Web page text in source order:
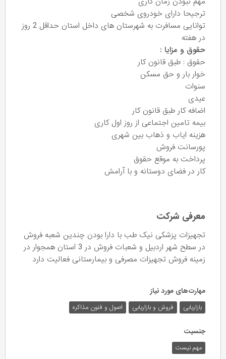
ترجیحا دارای خودروی شخصی
توانایی مسافرت به شهرستان های داخل استان حداقل 2 روز
در هفته
حقوق و مزایا :
حقوق : طبق قانون کار
خوار بار و حق مسکن
سنوات
عیدی
اضافه کار طبق قانون کار
بیمه تامین اجتماعی از روز اول کاری
هزینه ایاب و ذهاب بین شهری
پورسانت فروش
پرداخت به موقع حقوق
کار در فضای دوستانه و با آرامش
معرفی شرکت
تجهیزات پزشکی نیک طب با دارا بودن چندین شعبه فروش
در سطح شهر اردبیل و شعبات فروش در 3 استان همجوار در
زمینه فروش تجهیزات مصرفی و بیمارستانی فعالیت دارد
مهارت‌های مورد نیاز
بازاریابی فروش و بازاریابی اصول و فنون مذاکره
جنسیت
مهم نیست